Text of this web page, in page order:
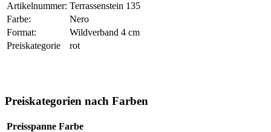
Artikelnummer: Terrassenstein 135
Farbe:
Nero
Format:
Wildverband 4 cm
Preiskategorie
rot
Preiskategorien nach Farben
Preisspanne Farbe